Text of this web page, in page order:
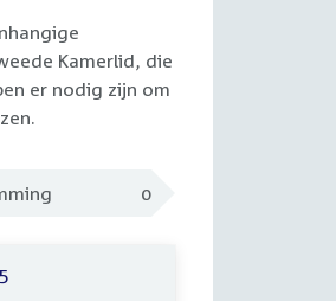
Kamerlid, die
er nodig zijn om
0